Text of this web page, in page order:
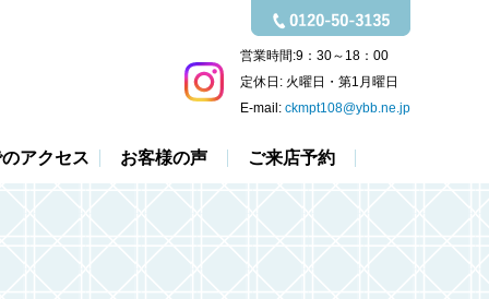
営業時間:9：30～18：00
定休日: 火曜日・第1月曜日
E-mail: ckmpt108@ybb.ne.jp
アクセス お客様の声 ご来店予約